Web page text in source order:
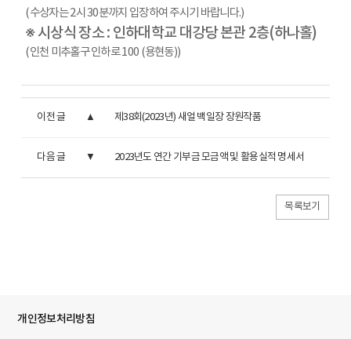
(수상자는 2시 30분까지 입장하여 주시기 바랍니다.)
※ 시상식 장소 : 인하대학교 대강당 본관 2층(하나홀)
(인천 미추홀구 인하로 100 (용현동))
이전 글 제38회(2023년) 새얼 백일장 장원작품
다음 글 2023년도 연간 기부금 모금액 및 활용실적 명세서
목록보기
개인정보처리방침